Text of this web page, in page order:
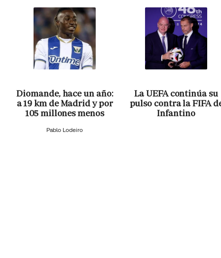
Diomande, hace un año:
a 19 km de Madrid y por
105 millones menos
Pablo Lodeiro
La UEFA continúa su
pulso contra la FIFA
Infantino